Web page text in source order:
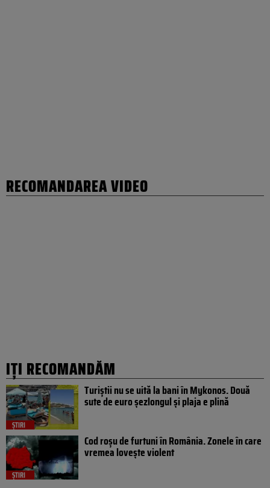
RECOMANDAREA VIDEO
IȚI RECOMANDĂM
ȘTIRI
Turiștii nu se uită la bani în Mykonos. Două
sute de euro șezlongul și plaja e plină
ȘTIRI
Cod roșu de furtuni în România. Zonele în care
vremea lovește violent